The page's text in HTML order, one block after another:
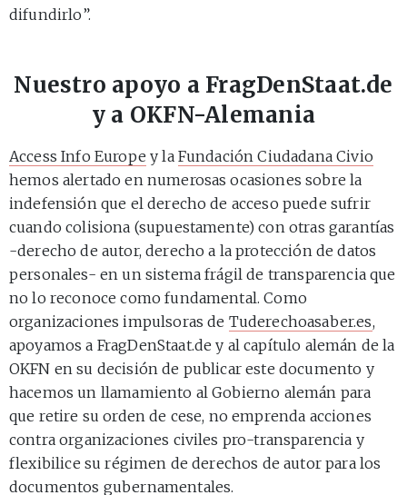
difundirlo”.
Nuestro apoyo a FragDenStaat.de
y a OKFN-Alemania
Access Info Europe y la Fundación Ciudadana Civio
hemos alertado en numerosas ocasiones sobre la
indefensión que el derecho de acceso puede sufrir
cuando colisiona (supuestamente) con otras garantías
-derecho de autor, derecho a la protección de datos
personales- en un sistema frágil de transparencia que
no lo reconoce como fundamental. Como
organizaciones impulsoras de Tuderechoasaber.es,
apoyamos a FragDenStaat.de y al capítulo alemán de la
OKFN en su decisión de publicar este documento y
hacemos un llamamiento al Gobierno alemán para
que retire su orden de cese, no emprenda acciones
contra organizaciones civiles pro-transparencia y
flexibilice su régimen de derechos de autor para los
documentos gubernamentales.